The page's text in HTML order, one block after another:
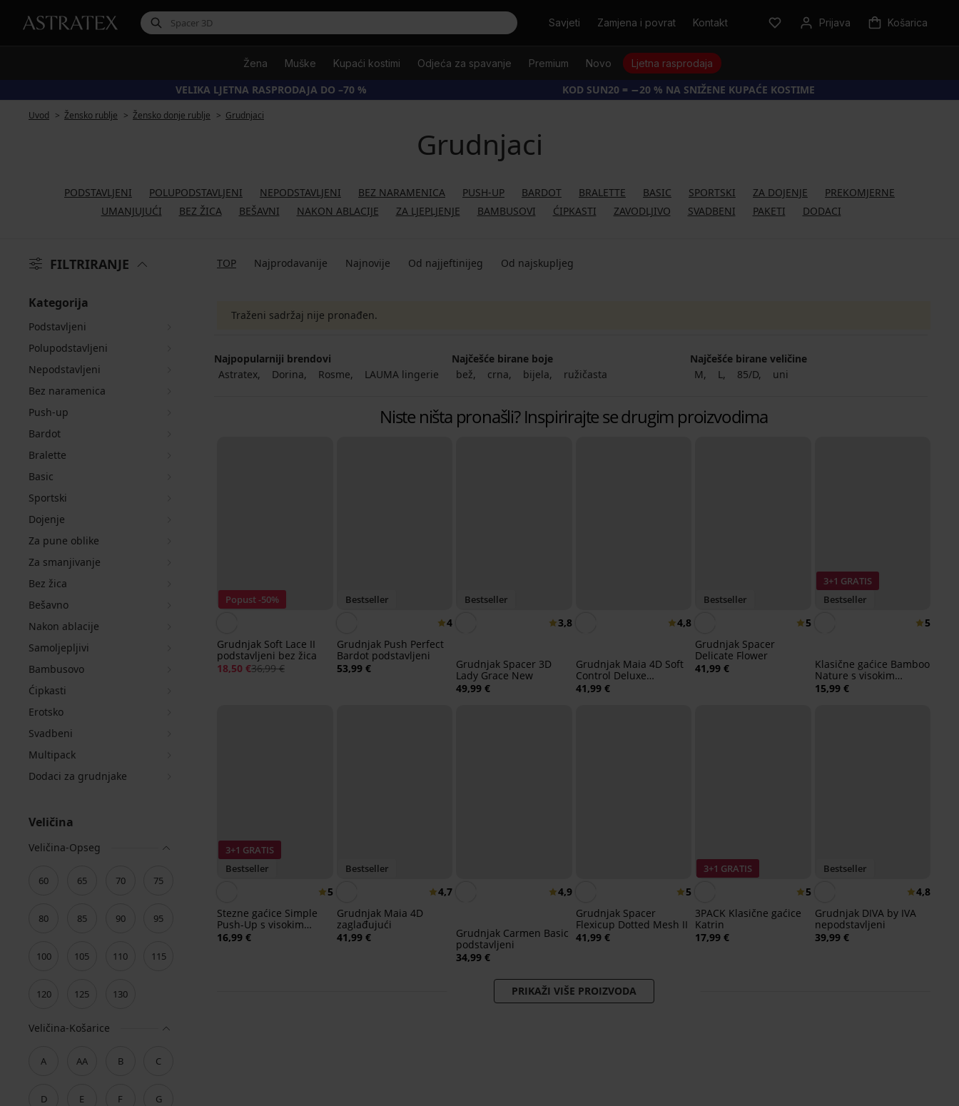
TražitiSavjeti Zamjena i povrat Kontakt Prijava Košarica
Žena Muške Kupaći kostimi Odjeća za spavanje Premium Novo Ljetna rasprodaja
VELIKA LJETNA RASPRODAJA DO –70 % KOD SUN20 = −20 % NA SNIŽENE KUPAĆE KOSTIME
Uvod Žensko rublje Žensko donje rublje Grudnjaci
Grudnjaci
PODSTAVLJENI POLUPODSTAVLJENI NEPODSTAVLJENI BEZ NARAMENICA PUSH-UP BARDOT BRALETTE BASIC SPORTSKI ZA DOJENJE
PREKOMJERNE
UMANJUJUĆI
BEZ ŽICA BEŠAVNI NAKON ABLACIJE ZA LJEPLJENJE BAMBUSOVI ĆIPKASTI ZAVODLJIVO SVADBENI PAKETI DODACI
FILTRIRANJE TOP Najprodavanije Najnovije Od najjeftinijeg Od najskupljeg
Kategorija
Podstavljeni
Polupodstavljeni
Nepodstavljeni
Bez naramenica
Push-up
Bardot
Bralette
Basic
Sportski
Dojenje
Za pune oblike
Za smanjivanje
Bez žica
Bešavno
Nakon ablacije
Samoljepljivi
Bambusovo
Ćipkasti
Erotsko
Svadbeni
Multipack
Dodaci za grudnjake
Veličina
Veličina-Opseg
60 65 70 75
80 85 90 95
100 105 110 115
120 125 130
Veličina-Košarice
A AA B C
D E F G
Traženi sadržaj nije pronađen.
Najpopularniji brendovi
Astratex
Dorina Rosme LAUMA lingerie
Najčešće birane boje
bež
crna bijela ružičasta
Najčešće birane veličine
M
L 85/D uni
Niste ništa pronašli? Inspirirajte se drugim proizvodima
Popust -50%
Grudnjak Soft Lace II
podstavljeni bez žica
18,50 €36,99 €
Bestseller
4
Grudnjak Push Perfect
Bardot podstavljeni
53,99 €
Bestseller
3,8
Grudnjak Spacer 3D
Lady Grace New
49,99 €
4,8
Grudnjak Maia 4D Soft
Control Deluxe
podstavljeni
41,99 €
Bestseller
5
Grudnjak Spacer
Delicate Flower
41,99 €
3+1 GRATIS
Bestseller
5
Klasične gaćice Bamboo
Nature s visokim
strukom
15,99 €
3+1 GRATIS
Bestseller
5
Stezne gaćice Simple
Push-Up s visokim
strukom
16,99 €
Bestseller
4,7
Grudnjak Maia 4D
zaglađujući
41,99 €
4,9
Grudnjak Carmen Basic
podstavljeni
34,99 €
5
Grudnjak Spacer
Flexicup Dotted Mesh II
41,99 €
3+1 GRATIS
5
3PACK Klasične gaćice
Katrin
17,99 €
Bestseller
4,8
Grudnjak DIVA by IVA
nepodstavljeni
39,99 €
PRIKAŽI VIŠE PROIZVODA